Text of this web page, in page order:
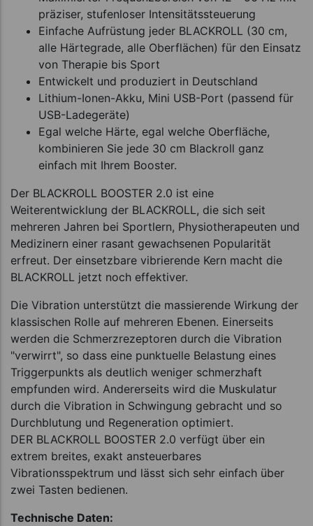
präziser, stufenloser Intensitätssteuerung
Einfache Aufrüstung jeder BLACKROLL (30 cm,
alle Härtegrade, alle Oberflächen) für den Einsatz
von Therapie bis Sport
Entwickelt und produziert in Deutschland
Lithium-Ionen-Akku, Mini USB-Port (passend für
USB-Ladegeräte)
Egal welche Härte, egal welche Oberfläche,
kombinieren Sie jede 30 cm Blackroll ganz
einfach mit Ihrem Booster.
Der BLACKROLL BOOSTER 2.0 ist eine
Weiterentwicklung der BLACKROLL, die sich seit
mehreren Jahren bei Sportlern, Physiotherapeuten und
Medizinern einer rasant gewachsenen Popularität
erfreut. Der einsetzbare vibrierende Kern macht die
BLACKROLL jetzt noch effektiver.
Die Vibration unterstützt die massierende Wirkung der
klassischen Rolle auf mehreren Ebenen. Einerseits
werden die Schmerzrezeptoren durch die Vibration
"verwirrt", so dass eine punktuelle Belastung eines
Triggerpunkts als deutlich weniger schmerzhaft
empfunden wird. Andererseits wird die Muskulatur
durch die Vibration in Schwingung gebracht und so
Durchblutung und Regeneration optimiert.
DER BLACKROLL BOOSTER 2.0 verfügt über ein
extrem breites, exakt ansteuerbares
Vibrationsspektrum und lässt sich sehr einfach über
zwei Tasten bedienen.
Technische Daten: